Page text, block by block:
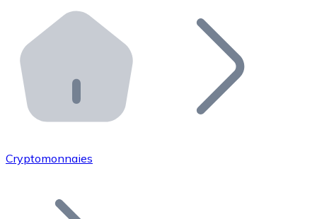
Distributeurs automatiques Bitnovo
Intégrez un ATM Bitnovo dans votre entreprise et
API Bitnovo
Intégrez notre API dans votre écosystème.
Rejoignez notre réseau de distributeurs et
Ajoutez le token de votre projet à notre service
Cryptomonnaies